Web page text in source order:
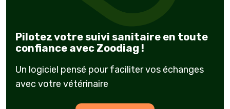
Pilotez votre suivi sanitaire en toute
confiance avec Zoodiag !
Un logiciel pensé pour faciliter vos échanges
avec votre vétérinaire